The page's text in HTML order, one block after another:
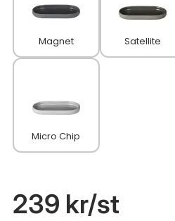
Magnet Satellite
Micro Chip
239 kr/st